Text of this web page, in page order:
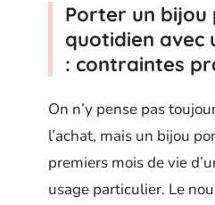
Porter un bijou
quotidien avec
: contraintes
On n’y pense pas
l’achat, mais un bijou
premiers mois de vie
usage particulier. Le